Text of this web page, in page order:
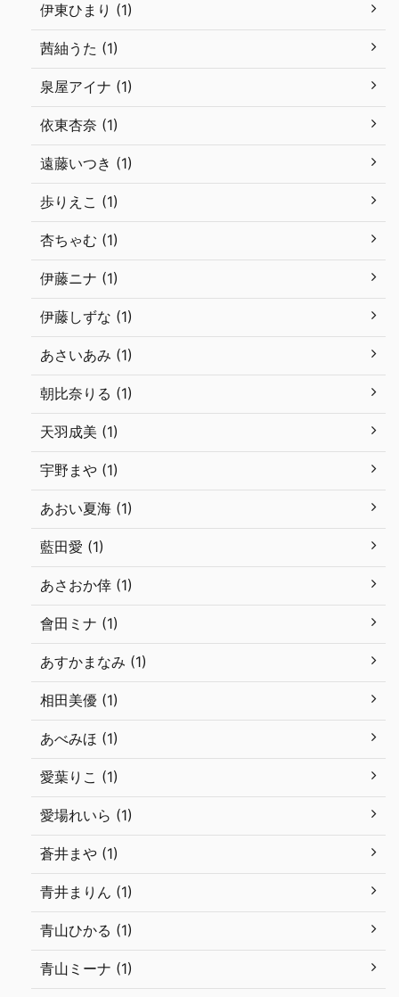
伊東ひまり (1)
茜紬うた (1)
泉屋アイナ (1)
依東杏奈 (1)
遠藤いつき (1)
歩りえこ (1)
杏ちゃむ (1)
伊藤ニナ (1)
伊藤しずな (1)
あさいあみ (1)
朝比奈りる (1)
天羽成美 (1)
宇野まや (1)
あおい夏海 (1)
藍田愛 (1)
あさおか倖 (1)
會田ミナ (1)
あすかまなみ (1)
相田美優 (1)
あべみほ (1)
愛葉りこ (1)
愛場れいら (1)
蒼井まや (1)
青井まりん (1)
青山ひかる (1)
青山ミーナ (1)